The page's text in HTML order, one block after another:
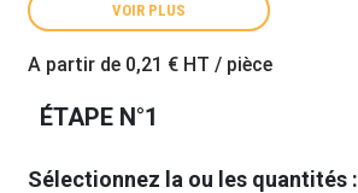
VOIR PLUS
A partir de 0,21 € HT / pièce
ÉTAPE N°1
Sélectionnez la ou les quantités :